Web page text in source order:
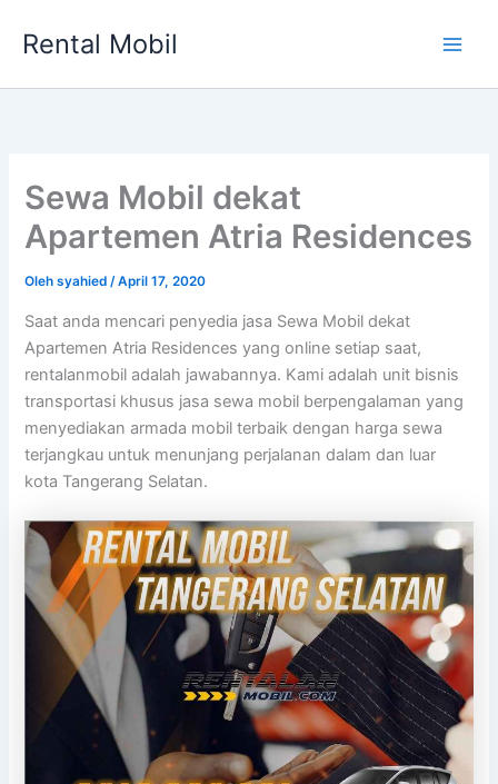
Rental Mobil
Sewa Mobil dekat
Apartemen Atria Residences
Olehsyahied/April 17, 2020
Saat anda mencari penyedia jasa Sewa Mobil dekat
Apartemen Atria Residences yang online setiap saat,
rentalanmobil adalah jawabannya. Kami adalah unit bisnis
transportasi khusus jasa sewa mobil berpengalaman yang
menyediakan armada mobil terbaik dengan harga sewa
terjangkau untuk menunjang perjalanan dalam dan luar
kota Tangerang Selatan.